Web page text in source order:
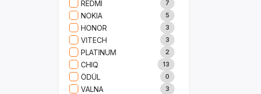
Одежда 5
Сумки И Рюкзаки 27
Ремонт 13
Продукты 35
Детские Товары 72
Бытовая Химия 91
Хобби 40
REDMI 7
NOKIA 5
HONOR 3
VITECH 3
PLATINUM 2
CHIQ 13
ÖDÜL 0
VALNA 3